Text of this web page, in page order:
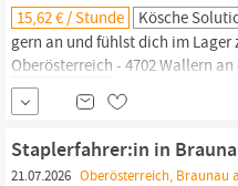
15,62 € / Stunde Kösche
gern an und fühlst dich im Lager
Oberösterreich - 4702 Wallern
Lagermitarbeiter:in (m/w/d) mit
mit Genauigkeit, Power und
Staplerfahrer:in in
21.07.2026 Oberösterreich, Braunau